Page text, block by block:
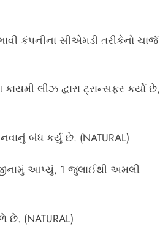
કંપનીના સીએમડી તરીકેનો ચાર્જ
લીઝ દ્વારા ટ્રાન્સફર કર્યો છે,
બંધ કર્યું છે. (NATURAL)
આપ્યું, 1 જુલાઈથી અમલી
છે. (NATURAL)